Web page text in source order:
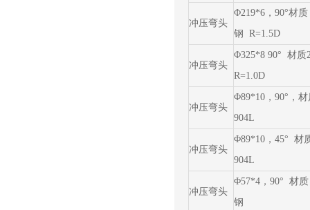
冲压弯头
Φ219*6，90°材质
钢 R=1.5D
冲压弯头
Φ325*8 90° 材质
R=1.0D
冲压弯头
Φ89*10，90°，
904L
冲压弯头
Φ89*10，45° 材
904L
冲压弯头
Φ57*4，90° 材质
钢